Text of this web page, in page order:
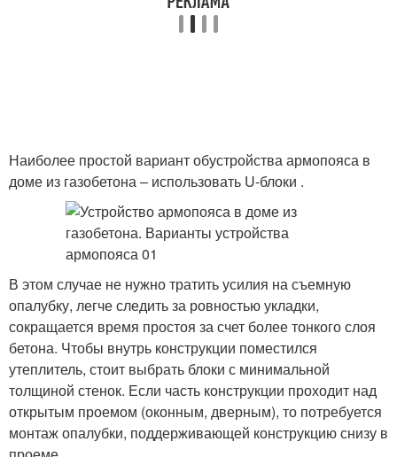
Наиболее простой вариант обустройства армопояса в
доме из газобетона – использовать U-блоки .
В этом случае не нужно тратить усилия на съемную
опалубку, легче следить за ровностью укладки,
сокращается время простоя за счет более тонкого слоя
бетона. Чтобы внутрь конструкции поместился
утеплитель, стоит выбрать блоки с минимальной
толщиной стенок. Если часть конструкции проходит над
открытым проемом (оконным, дверным), то потребуется
монтаж опалубки, поддерживающей конструкцию снизу в